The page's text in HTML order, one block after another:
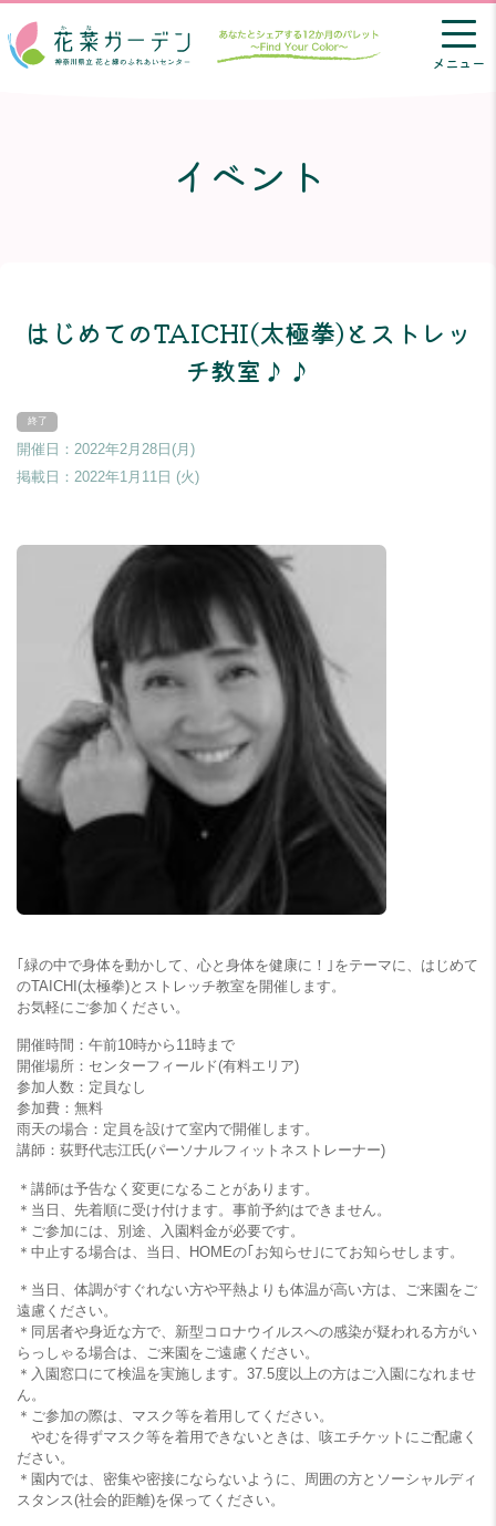
メニュー
イベント
はじめてのTAICHI(太極拳)とストレッ
チ教室♪♪
開催日：2022年2月28日(月)
掲載日： 2022年1月11日 (火)
｢緑の中で身体を動かして、心と身体を健康に！｣をテーマに、はじめて
のTAICHI(太極拳)とストレッチ教室を開催します。
お気軽にご参加ください。
開催時間：午前10時から11時まで
開催場所：センターフィールド(有料エリア)
参加人数：定員なし
参加費：無料
雨天の場合：定員を設けて室内で開催します。
講師：荻野代志江氏(パーソナルフィットネストレーナー)
＊講師は予告なく変更になることがあります。
＊当日、先着順に受け付けます。事前予約はできません。
＊ご参加には、別途、入園料金が必要です。
＊中止する場合は、当日、HOMEの｢お知らせ｣にてお知らせします。
＊当日、体調がすぐれない方や平熱よりも体温が高い方は、ご来園をご
遠慮ください。
＊同居者や身近な方で、新型コロナウイルスへの感染が疑われる方がい
らっしゃる場合は、ご来園をご遠慮ください。
＊入園窓口にて検温を実施します。37.5度以上の方はご入園になれませ
ん。
＊ご参加の際は、マスク等を着用してください。
やむを得ずマスク等を着用できないときは、咳エチケットにご配慮く
ださい。
＊園内では、密集や密接にならないように、周囲の方とソーシャルディ
スタンス(社会的距離)を保ってください。